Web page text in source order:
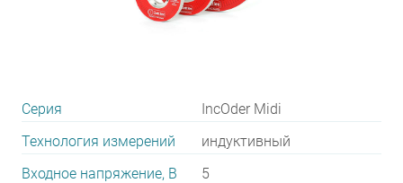
Серия
IncOder Midi
Технология измерений
индуктивный
Входное напряжение, В
5